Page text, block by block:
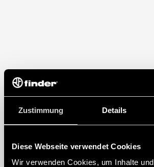
Zustimmung Details
Diese Webseite verwendet Cookies
Wir verwenden Cookies, um Inhalte